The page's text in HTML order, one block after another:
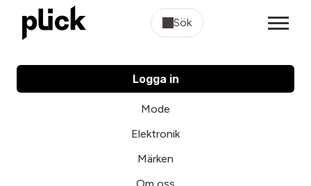
Sök
Logga in
Mode
Elektronik
Märken